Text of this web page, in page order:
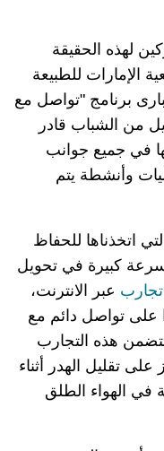
لهذه الحقيقة
الإمارات للطبيعة
برنامج "تواصل مع
من الشباب قادر
في جميع جوانب
وأنشطة يتم
اتخذناها للحفاظ
كبيرة في تحويل
تجارب عبر الانترنت،
على تواصل دائم مع
هذه التجارب
تقليل الهدر أثناء
في الهواء الطلق